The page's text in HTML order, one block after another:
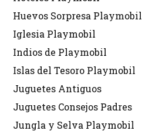
Huevos Sorpresa Playmobil
Iglesia Playmobil
Indios de Playmobil
Islas del Tesoro Playmobil
Juguetes Antiguos
Juguetes Consejos Padres
Jungla y Selva Playmobil